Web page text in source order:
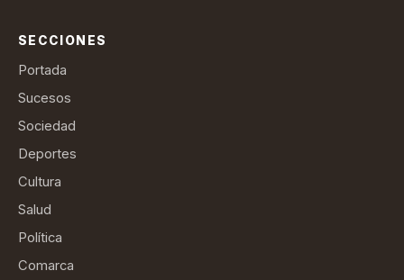
SECCIONES
Portada
Sucesos
Sociedad
Deportes
Cultura
Salud
Política
Comarca